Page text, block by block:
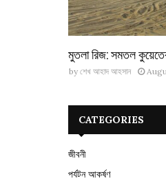
মুতলা রিজ: সমতল
by শেখ আহাদ আহসান
CATEGORIES
জীবনী
পর্যটন আকর্ষণ